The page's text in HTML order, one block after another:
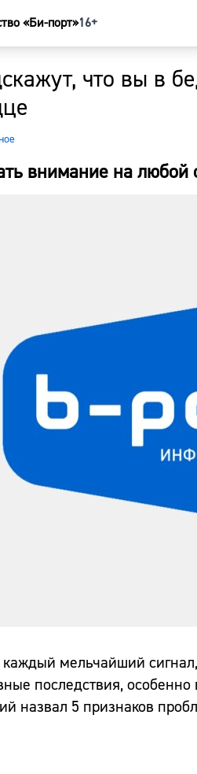
«Би-порт»16+
что вы в
внимание на любой
мельчайший
последствия,
назвал 5 признаков